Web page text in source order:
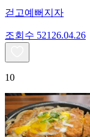
걷고예뻐지자
조회수 521 26.04.26
10